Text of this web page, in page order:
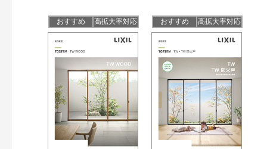
旧版（WEBカタログ）
キーワード検索（あいまい）
目次も検索
おすすめハッシュタグ
まずはここから（4）
施工イメージ・アイデア集（1）
リフォームおすすめ（14）
省エネ住宅関連（3）
補助金・優遇制度を知る（2）
カタログ一覧＆使い方（1）
カテゴリー
おすすめ 高拡大率対応 おすすめ 高拡大率対応